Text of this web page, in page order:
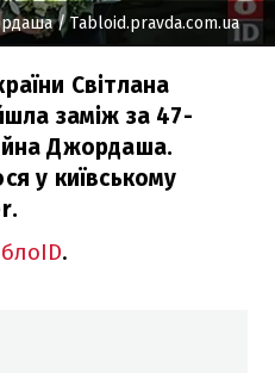
/ Tabloid.pravda.com.ua
Світлана
заміж за 47-
Джордаша.
у київському
.